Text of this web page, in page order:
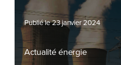
Publié le 23 janvier 2024
Actualité énergie